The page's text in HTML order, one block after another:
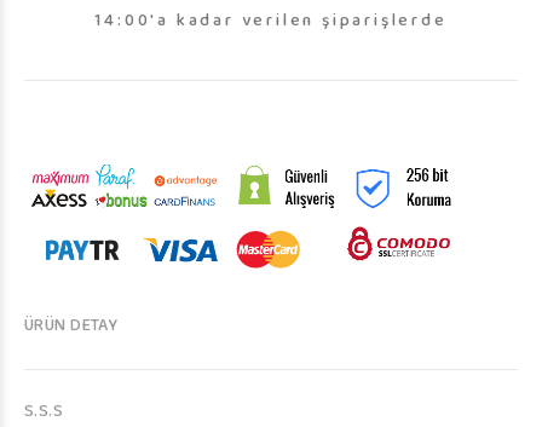
14:00'a kadar verilen şiparişlerde
ÜRÜN DETAY
S.S.S